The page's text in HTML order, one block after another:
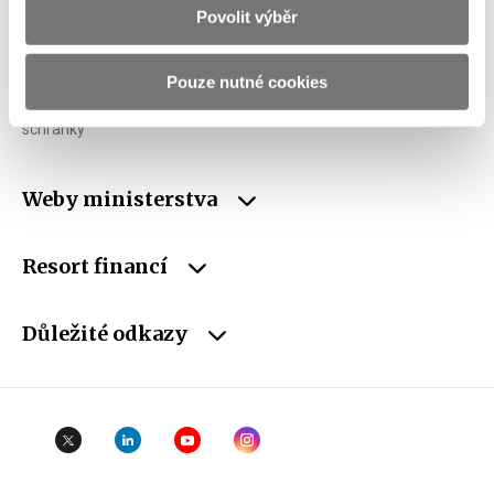
Povolit výběr
Pouze nutné cookies
DIČ CZ00006947
schránky
Weby ministerstva
Resort financí
Důležité odkazy